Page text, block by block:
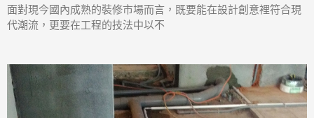
面對現今國內成熟的裝修市場而言，既要能在設計創意裡符合現
代潮流，更要在工程的技法中以不